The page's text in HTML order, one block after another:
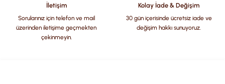
İletişim
Sorularınız için telefon ve mail
üzerinden iletişime geçmekten
çekinmeyin.
Kolay İade & Değişim
30 gün içerisinde ücretsiz iade ve
değişim hakkı sunuyoruz.